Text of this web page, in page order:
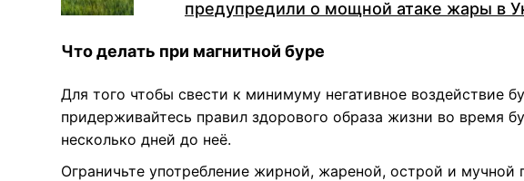
предупредили о мощной атаке жары в
Что делать при магнитной буре
Для того чтобы свести к минимуму негативное воздействие
придерживайтесь правил здорового образа жизни во время
несколько дней до неё.
Ограничьте употребление жирной, жареной, острой и мучной